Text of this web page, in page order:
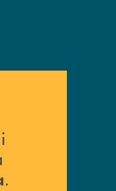
Vai alla pagina
.